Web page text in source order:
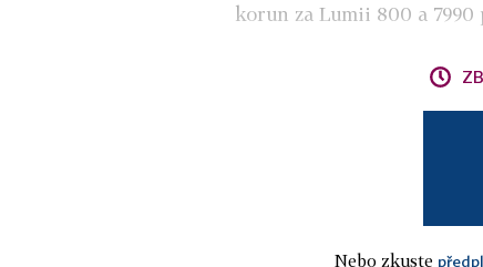
korun za Lumii 800 a 7990
Nebo zkuste